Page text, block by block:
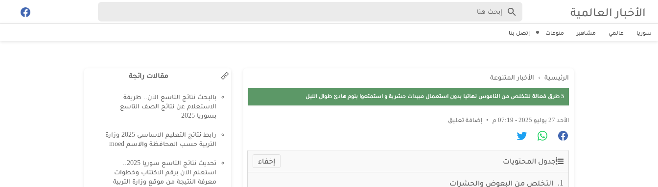
الأخبار العالمية
سوريا عالمي مشاهير منوعات إتصل بنا
الرئيسية › الأخبار المتنوعة
5 طرق فعالة للتخلص من الناموس نهائيا بدون استعمال مبيدات حشرية و استمتعوا بنوم هادئ طوال الليل
الأحد 27 يوليو 2025 - 07:19 م إضافة تعليق
جدول المحتويات
التخلص من البعوض والحشرات
مقالات رائجة
بالبحث نتائج التاسع الآن.. طريقة
الاستعلام عن نتائج الصف التاسع
بسوريا 2025
رابط نتائج التعليم الاساسي 2025 وزارة
التربية حسب المحافظة والاسم moed
تحديث نتائج التاسع سوريا 2025..
استعلم الآن برقم الاكتتاب وخطوات
معرفة النتيجة من موقع وزارة التربية